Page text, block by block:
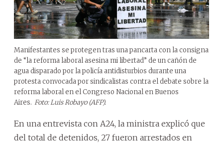
Manifestantes se protegen tras una pancarta con la consigna
de “la reforma laboral asesina mi libertad” de un cañón de
agua disparado por la policía antidisturbios durante una
protesta convocada por sindicalistas contra el debate sobre la
reforma laboral en el Congreso Nacional en Buenos
Aires. Foto: Luis Robayo (AFP).
En una entrevista con A24, la ministra explicó que
del total de detenidos, 27 fueron arrestados en